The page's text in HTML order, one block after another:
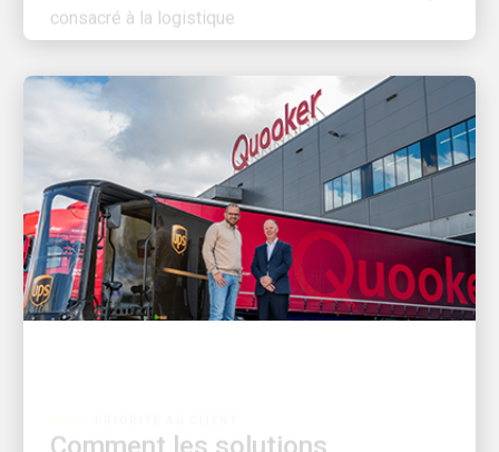
d’expédition UPS soutiennent la